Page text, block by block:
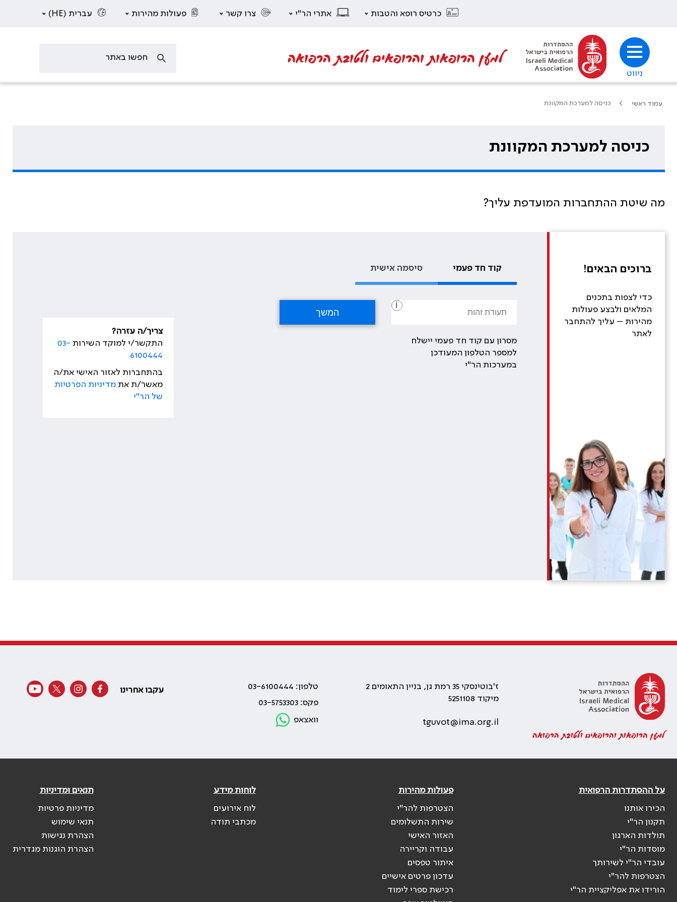
כרטיס רופא והטבות אתרי הר"י צרו קשר פעולות מהירות עברית (HE)
ניווט
למען הרופאות והרופאים ולטובת הרפואה
עמוד ראשי כניסה למערכת המקוונת
כניסה למערכת המקוונת
מה שיטת ההתחברות המועדפת עליך?
ברוכים הבאים!
כדי לצפות בתכנים
המלאים ולבצע פעולות
מהירות – עליך להתחבר
לאתר
קוד חד פעמי סיסמה אישית
i
מסרון עם קוד חד פעמי יישלח
למספר הטלפון המעודכן
במערכות הר"י
צריך/ה עזרה?
התקשר/י למוקד השירות 03-
6100444
בהתחברות לאזור האישי את/ה
מאשר/ת אתמדיניות הפרטיות
של הר"י
למען הרופאות והרופאים ולטובת הרפואה
ז'בוטינסקי 35 רמת גן, בניין התאומים 2
מיקוד 5251108
tguvot@ima.org.il
טלפון: 03-6100444
פקס: 03-5753303
וואצאפ
עקבו אחרינו
על ההסתדרות הרפואית
הכירו אותנו
תקנון הר"י
תולדות הארגון
מוסדות הר"י
עובדי הר"י לשירותך
הצטרפות להר"י
הורידו את אפליקציית הר"י
פעולות מהירות
הצטרפות להר"י
שירות התשלומים
האזור האישי
עבודה וקריירה
איתור טפסים
עדכון פרטים אישיים
רכישת ספרי לימוד
לוחות מידע
לוח אירועים
מכתבי תודה
תנאים ומדיניות
מדיניות פרטיות
תנאי שימוש
הצהרת נגישות
הצהרת הוגנות מגדרית